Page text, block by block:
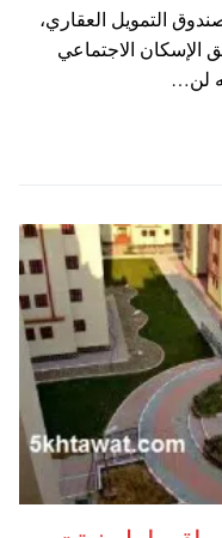
التمويل العقاري،
الاجتماعي
لن…